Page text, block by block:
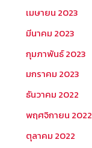
เมษายน 2023
มีนาคม 2023
กุมภาพันธ์ 2023
มกราคม 2023
ธันวาคม 2022
พฤศจิกายน 2022
ตุลาคม 2022